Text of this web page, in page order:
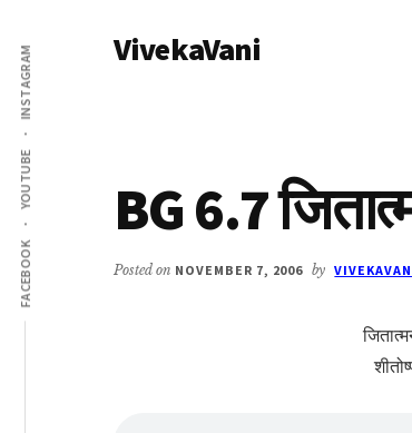
main
content
primary
sidebar
Additional
menu
FACEBOOK
YOUTUBE
INSTAGRAM VivekaVani
BG 6.7
Posted on NOVEMBER 7, 2006 by